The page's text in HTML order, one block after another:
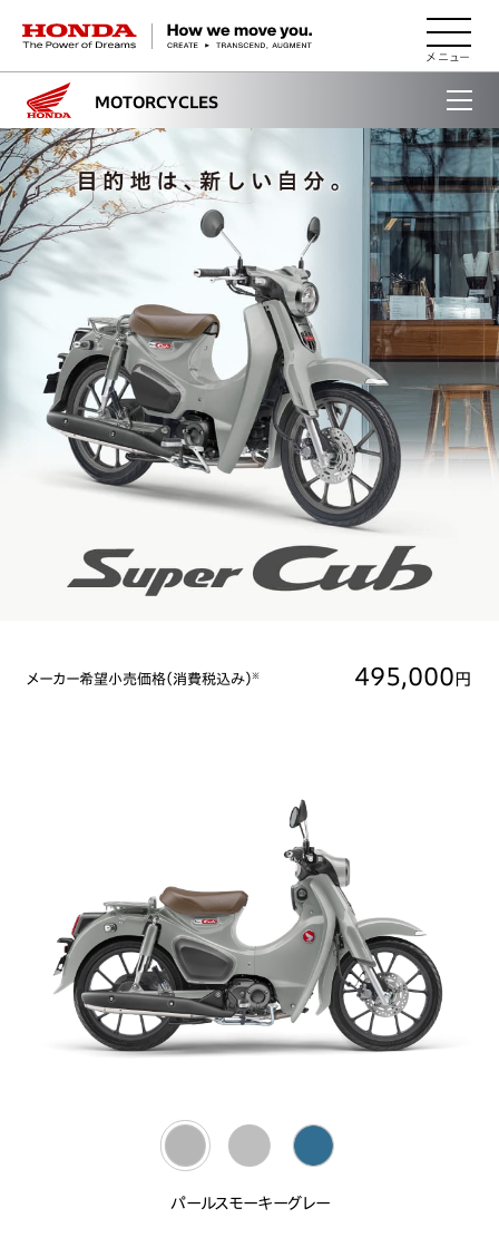
HONDA The Power of Dreams
MOTORCYCLES
メーカー希望小売価格（消費税込み）※ 495,000円
パールスモーキーグレー